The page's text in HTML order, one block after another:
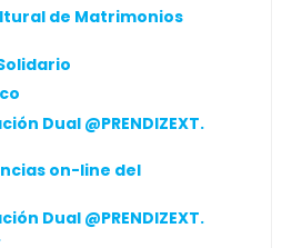
de Matrimonios
Dual @PRENDIZEXT.
on-line del
Dual @PRENDIZEXT.